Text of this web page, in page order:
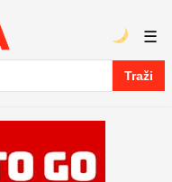
Traži
☰